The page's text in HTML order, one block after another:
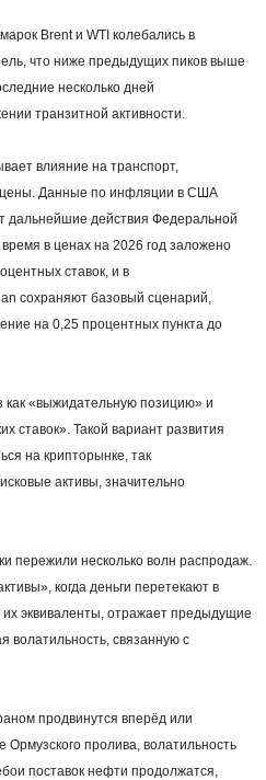
Brent и WTI колебались в
что ниже предыдущих пиков выше
несколько дней
транзитной активности.
влияние на транспорт,
цены. Данные по инфляции в США
дальнейшие действия Федеральной
в ценах на 2026 год заложено
ставок, и в
сохраняют базовый сценарий,
на 0,25 процентных пункта до
как «выжидательную позицию» и
ставок». Такой вариант развития
на крипторынке, так
активы, значительно
пережили несколько волн распродаж.
когда деньги перетекают в
их эквиваленты, отражает предыдущие
волатильность, связанную с
продвинутся вперёд или
пролива, волатильность
поставок нефти продолжатся,